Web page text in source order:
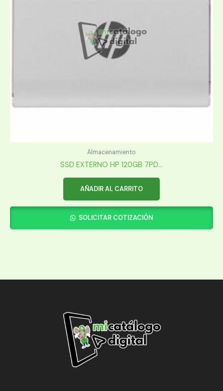
Almacenamiento
SSD EXTERNO HP 120GB 7PD...
AÑADIR AL CARRITO
SOLICITAR COTIZACIÓN